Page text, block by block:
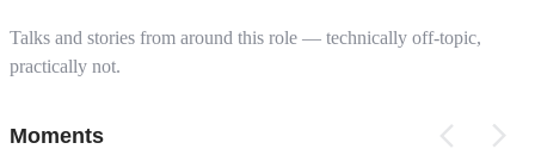
Talks and stories from around this role — technically off-topic,
practically not.
Moments